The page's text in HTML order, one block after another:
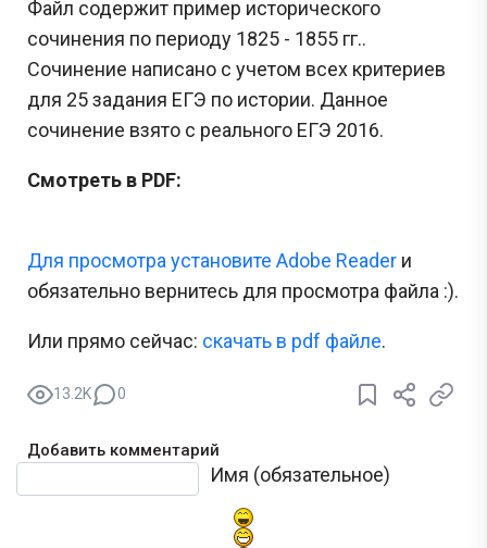
Файл содержит пример исторического
сочинения по периоду 1825 - 1855 гг..
Сочинение написано с учетом всех критериев
для 25 задания ЕГЭ по истории. Данное
сочинение взято с реального ЕГЭ 2016.
Смотреть в PDF:
Для просмотра установите Adobe Reader и
обязательно вернитесь для просмотра файла :).
Или прямо сейчас: cкачать в pdf файле.
13.2K 0
Добавить комментарий
Имя (обязательное)